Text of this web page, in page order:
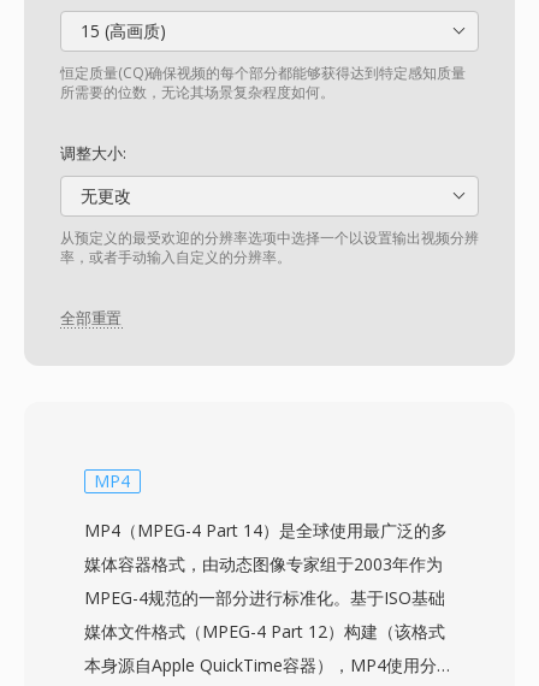
15 (高画质)
恒定质量(CQ)确保视频的每个部分都能够获得达到特定感知质量
所需要的位数，无论其场景复杂程度如何。
调整大小:
无更改
从预定义的最受欢迎的分辨率选项中选择一个以设置输出视频分辨
率，或者手动输入自定义的分辨率。
全部重置
MP4
MP4（MPEG-4 Part 14）是全球使用最广泛的多
媒体容器格式，由动态图像专家组于2003年作为
MPEG-4规范的一部分进行标准化。基于ISO基础
媒体文件格式（MPEG-4 Part 12）构建（该格式
本身源自Apple QuickTime容器），MP4使用分层